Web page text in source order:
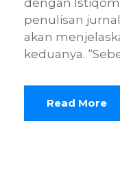
penulisan
akan
keduanya.
Read More